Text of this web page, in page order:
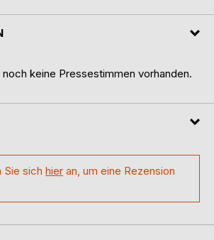
keine Pressestimmen vorhanden.
Sie sich hier an, um eine Rezension